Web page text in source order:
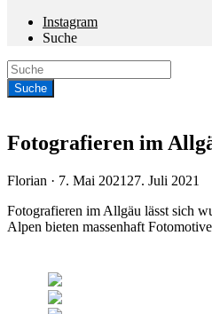
Instagram
Suche
Fotografieren im
Florian · Veröffentlicht
7. Mai 2021 27. Juli 2021
Fotografieren im Allgäu lässt sich
Alpen bieten massenhaft